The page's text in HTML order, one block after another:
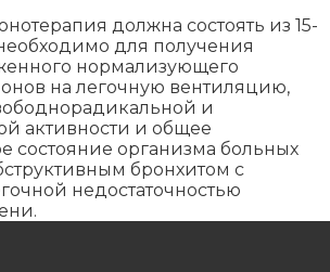
должна состоять из 15-
для получения
нормализующего
на легочную вентиляцию,
и
активности и общее
состояние организма больных
бронхитом с
недостаточностью